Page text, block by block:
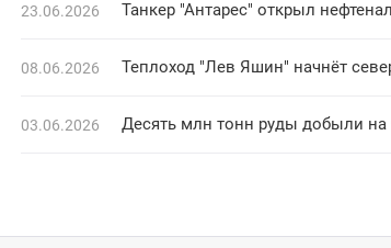
23.06.2026 Танкер "Антарес" открыл
08.06.2026 Теплоход "Лев Яшин" начнёт
03.06.2026 Десять млн тонн руды добыли